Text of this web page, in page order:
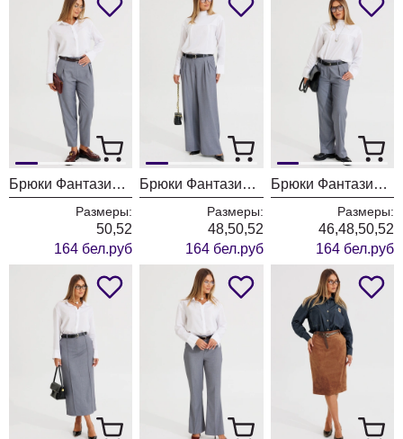
Брюки Фантазия Мод 4873/1
Размеры:
50,52
164 бел.руб
Брюки Фантазия Мод 4872/1
Размеры:
48,50,52
164 бел.руб
Брюки Фантазия Мод 4871/1
Размеры:
46,48,50,52
164 бел.руб